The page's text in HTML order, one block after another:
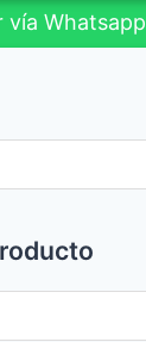
vía Whatsapp